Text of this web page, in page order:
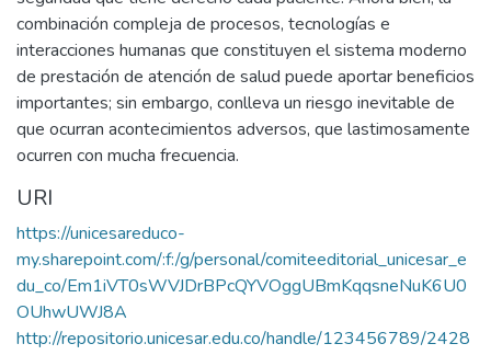
combinación compleja de procesos, tecnologías e
interacciones humanas que constituyen el sistema moderno
de prestación de atención de salud puede aportar beneficios
importantes; sin embargo, conlleva un riesgo inevitable de
que ocurran acontecimientos adversos, que lastimosamente
ocurren con mucha frecuencia.
URI
https://unicesareduco-
my.sharepoint.com/:f:/g/personal/comiteeditorial_unicesar_e
du_co/Em1iVT0sWVJDrBPcQYVOggUBmKqqsneNuK6U0
OUhwUWJ8A
http://repositorio.unicesar.edu.co/handle/123456789/2428